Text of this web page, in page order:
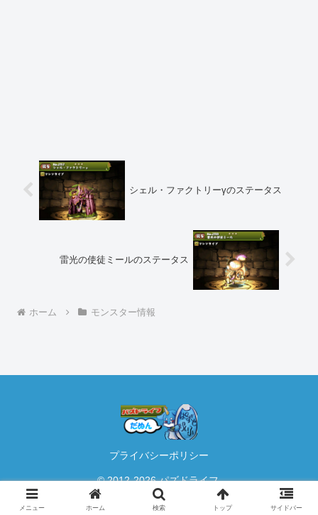
シェル・ファクトリーγのステータス
雷光の使徒ミールのステータス
ホーム モンスター情報
プライバシーポリシー
© 2012-2026 パズドライフ.
メニュー ホーム 検索 トップ サイドバー